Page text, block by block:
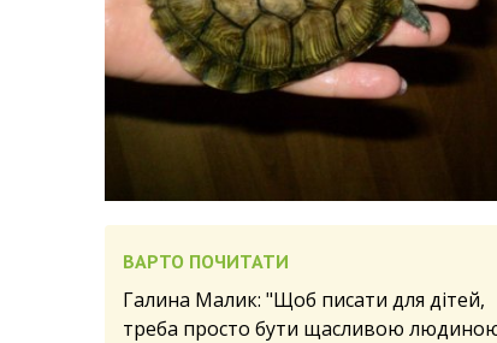
ВАРТО ПОЧИТАТИ
Галина Малик: "Щоб писати для дітей,
треба просто бути щасливою